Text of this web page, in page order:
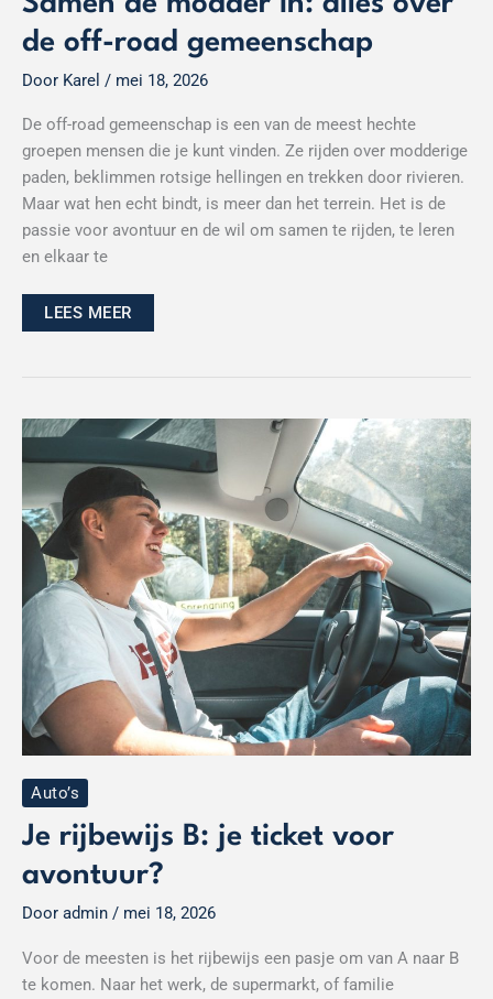
de off-road gemeenschap
Door Karel / mei 18, 2026
De off-road gemeenschap is een van de meest hechte
groepen mensen die je kunt vinden. Ze rijden over modderige
paden, beklimmen rotsige hellingen en trekken door rivieren.
Maar wat hen echt bindt, is meer dan het terrein. Het is de
passie voor avontuur en de wil om samen te rijden, te leren
en elkaar te
LEES MEER
Auto’s
Je rijbewijs B: je ticket voor
avontuur?
Door admin / mei 18, 2026
Voor de meesten is het rijbewijs een pasje om van A naar B
te komen. Naar het werk, de supermarkt, of familie
Je
rijbewijs
ticket
voor
avontuur?